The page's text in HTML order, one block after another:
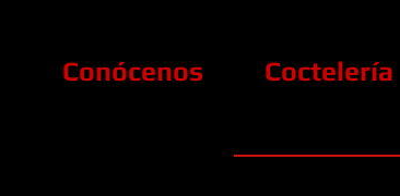
Conócenos Coctelería